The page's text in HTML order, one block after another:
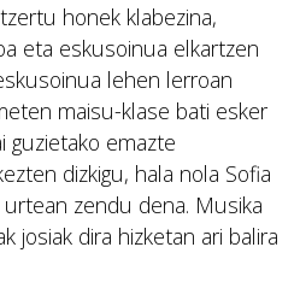
honek klabezina,
eta eskusoinua elkartzen
lehen lerroan
maisu-klase bati esker
guzietako emazte
dizkigu, hala nola Sofia
zendu dena. Musika
josiak dira hizketan ari balira